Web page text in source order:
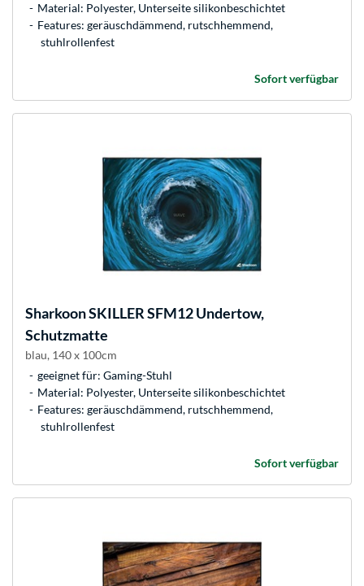
Material: Polyester, Unterseite silikonbeschichtet
Features: geräuschdämmend, rutschhemmend,
stuhlrollenfest
Sofort verfügbar
SharkoonSKILLER SFM12 Undertow,
Schutzmatte
blau, 140 x 100cm
geeignet für: Gaming-Stuhl
Material: Polyester, Unterseite silikonbeschichtet
Features: geräuschdämmend, rutschhemmend,
stuhlrollenfest
Sofort verfügbar